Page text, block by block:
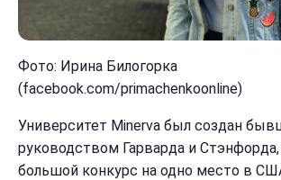
Фото: Ирина Билогорка
(facebook.com/primachenkoonline)
Университет Minerva был создан
руководством Гарварда и
большой конкурс на одно место в